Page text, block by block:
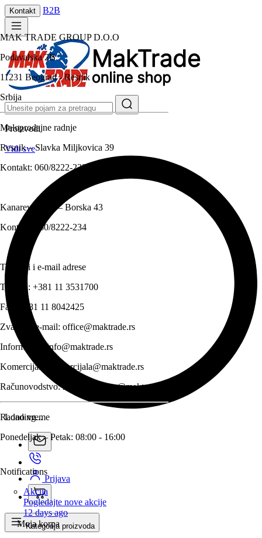
Kontakt
MAK TRADE GROUP D.O.O
Podavalska 2B
11231 Beograd - Resnik
Srbija
Maloprodajne radnje
Resnik – Slavka Miljkovica 39
Kontakt: 060/8222-233
Kanarevo brdo – Borska 43
Kontakt:
060/8222-234
Telefoni i e-mail adrese
Telefon: +381 11 3531700
Fax:
+381 11 8042425
Zvanični e-mail: office@maktrade.rs
Informacije:
info@maktrade.rs
Komercijala:
komercijala@maktrade.rs
Računovodstvo:racunovodstvo@maktrade.rs
Radno vreme
Ponedeljak – Petak: 08:00 - 16:00
B2B
Proizvodi
Vidi sve
Loading...
Notifications
Akcija
Pogledajte nove akcije
12 days ago
Prijava
Moja korpa
Kategorija proizvoda